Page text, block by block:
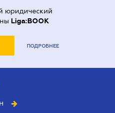
юридический
Liga:BOOK
ПОДРОБНЕЕ